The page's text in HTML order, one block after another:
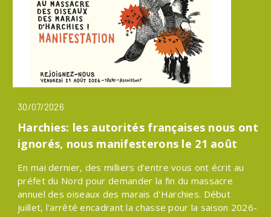
30/07/2026
Harchies: les autorités françaises nous ont
ignorés, nous manifesterons le 21 août
En mai dernier, des milliers d'entre vous ont écrit au
préfet du Nord pour demander la fin du massacre
annuel des oiseaux des marais d'Harchies. Début
juillet, l'arrêté encadrant la chasse pour la saison 2026-